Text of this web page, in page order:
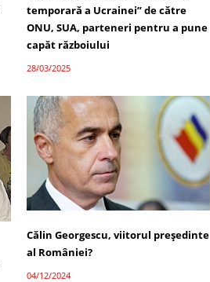
temporară a Ucrainei” de către
ONU, SUA, parteneri pentru a pune
capăt războiului
28/03/2025
Călin Georgescu, viitorul președinte
al României?
04/12/2024